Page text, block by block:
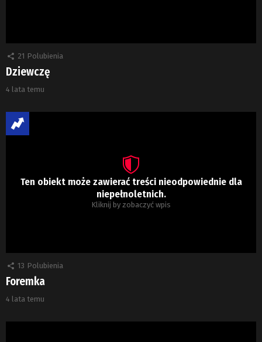
21 Polubienia
Dziewczę
4 lata temu
Ten obiekt może zawierać treści nieodpowiednie dla
niepełnoletnich.
Kliknij by zobaczyć wpis
13 Polubienia
Foremka
4 lata temu